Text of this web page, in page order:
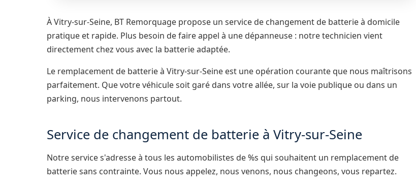
À Vitry-sur-Seine, BT Remorquage propose un service de changement de batterie à domicile
pratique et rapide. Plus besoin de faire appel à une dépanneuse : notre technicien vient
directement chez vous avec la batterie adaptée.
Le remplacement de batterie à Vitry-sur-Seine est une opération courante que nous maîtrisons
parfaitement. Que votre véhicule soit garé dans votre allée, sur la voie publique ou dans un
parking, nous intervenons partout.
Service de changement de batterie à Vitry-sur-Seine
Notre service s'adresse à tous les automobilistes de %s qui souhaitent un remplacement de
batterie sans contrainte. Vous nous appelez, nous venons, nous changeons, vous repartez.